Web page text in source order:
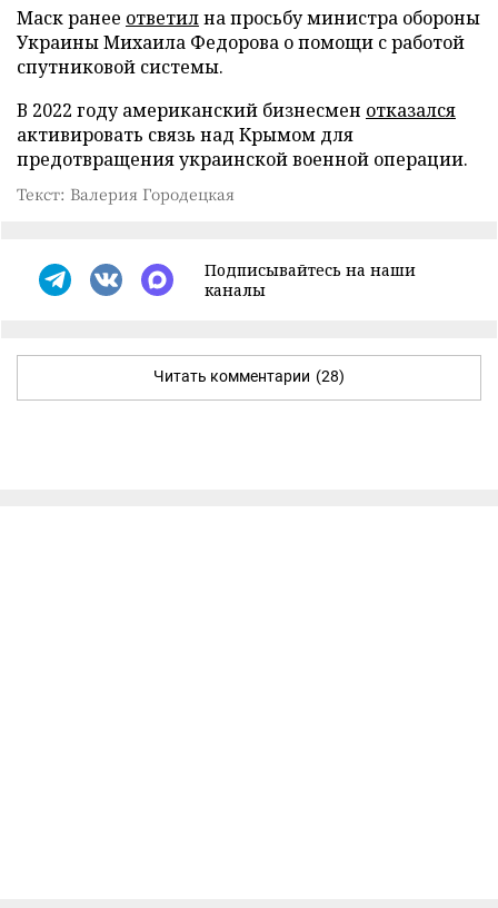
Маск ранее ответилна просьбу министра обороны
Украины Михаила Федорова о помощи с работой
спутниковой системы.
В 2022 году американский бизнесмен отказался
активировать связь над Крымом для
предотвращения украинской военной операции.
Текст: Валерия Городецкая
Подписывайтесь на наши
каналы
Читать комментарии (28)